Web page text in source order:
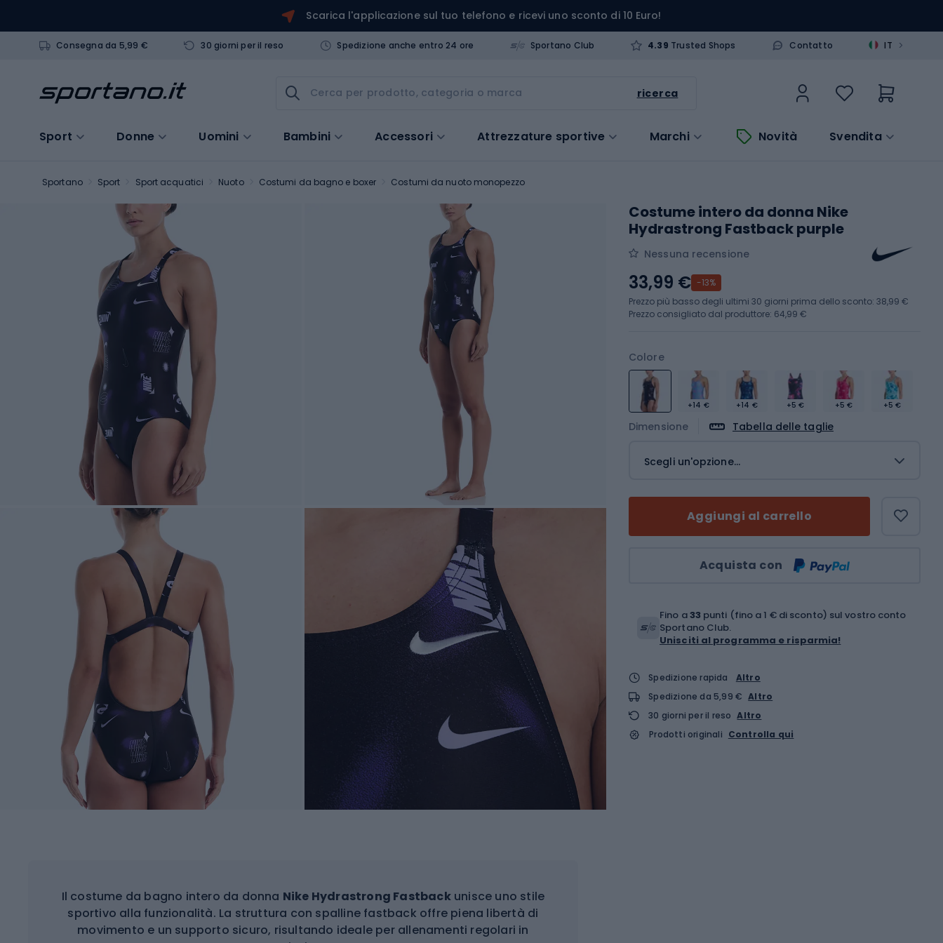
Scarica l'applicazione sul tuo telefono e ricevi uno sconto di 10 Euro!
Consegna da 5,99 € 30 giorni per il reso Spedizione anche entro 24 ore Sportano Club 4.39 Trusted Shops Contatto IT >
ricerca
Sport Donne Uomini Bambini Accessori Attrezzature sportive Marchi Novità Svendita
Sportano Sport Sport acquatici Nuoto Costumi da bagno e boxer Costumi da nuoto monopezzo
Il costume da bagno intero da donna Nike Hydrastrong Fastbackunisce uno stile
sportivo alla funzionalità. La struttura con spalline fastback offre piena libertà di
movimento e un supporto sicuro, risultando ideale per allenamenti regolari in
Costume intero da donna Nike
Hydrastrong Fastback purple
Nessuna recensione
Colore
+14 € +14 € +5 € +5 € +5 €
Dimensione Tabella delle taglie
Scegli un'opzione...
Aggiungi al carrello
Acquista con
33,99 € -13%
Prezzo più basso degli ultimi 30 giorni prima dello sconto: 38,99 €
Prezzo consigliato dal produttore: 64,99 €
Fino a33 punti (fino a 1 € di sconto) sul vostro conto
Sportano Club.
Unisciti al programma e risparmia!
Spedizione rapida
Altro
Spedizione da 5,99 € Altro
30 giorni per il reso Altro
Prodotti originali Controlla qui